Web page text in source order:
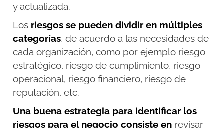
y actualizada.
Los riesgos se pueden dividir en múltiples
categorías, de acuerdo a las necesidades de
cada organización, como por ejemplo riesgo
estratégico, riesgo de cumplimiento, riesgo
operacional, riesgo financiero, riesgo de
reputación, etc.
Una buena estrategia para identificar los
riesgos para el negocio consiste en revisar